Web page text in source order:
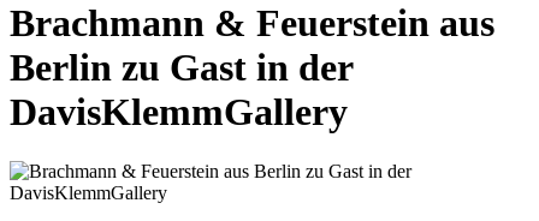
Brachmann & Feuerstein aus
Berlin zu Gast in der
DavisKlemmGallery